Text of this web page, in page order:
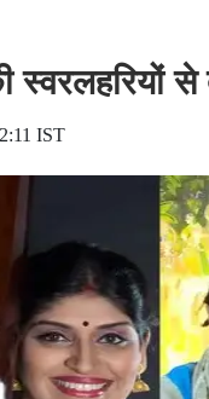
स्वरलहरियों से
IST